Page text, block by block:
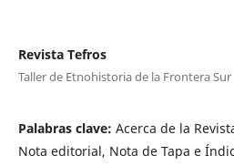
Revista Tefros
Taller de Etnohistoria de la Frontera Sur
Palabras clave: Acerca de la
Nota editorial, Nota de Tapa e